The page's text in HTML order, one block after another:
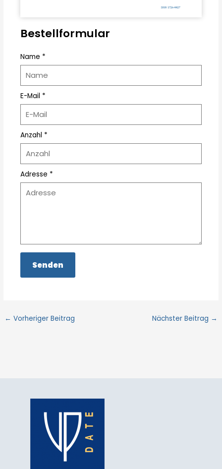
Bestellformular
Name *
E-Mail *
Anzahl *
Adresse *
← Vorheriger Beitrag Nächster Beitrag →